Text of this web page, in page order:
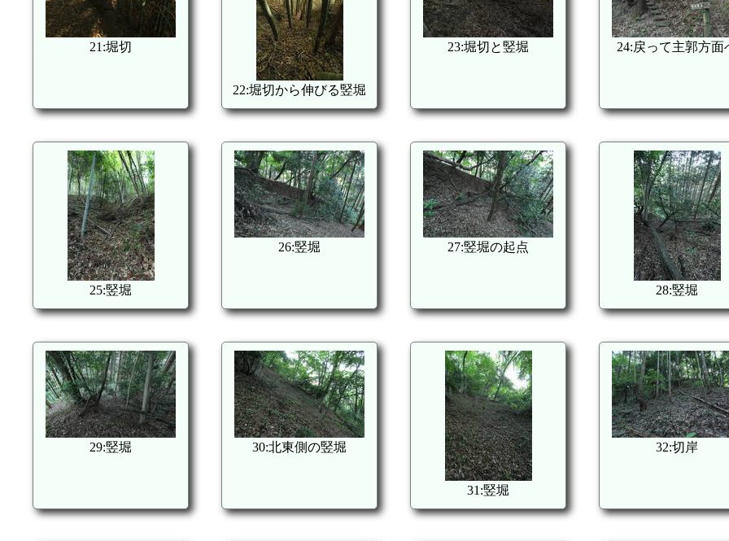
21:堀切
22:堀切から伸びる竪堀
23:堀切と竪堀 24:戻って主郭方面
25:竪堀
26:竪堀 27:竪堀の起点
28:竪堀
29:竪堀 30:北東側の竪堀
31:竪堀
32:切岸